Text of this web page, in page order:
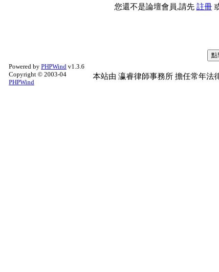
您還不是論壇會員,請先 註冊
Powered by PHPWind v1.3.6
Copyright © 2003-04
PHPWind
本站由 瀛睿律師事務所 擔任常年法